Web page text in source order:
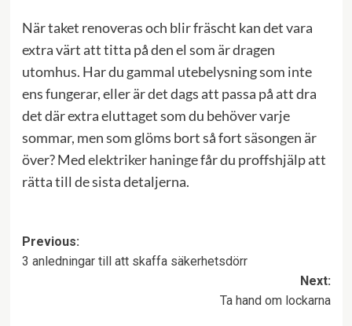
När taket renoveras och blir fräscht kan det vara
extra värt att titta på den el som är dragen
utomhus. Har du gammal utebelysning som inte
ens fungerar, eller är det dags att passa på att dra
det där extra eluttaget som du behöver varje
sommar, men som glöms bort så fort säsongen är
över? Medelektriker haningefår du proffshjälp att
rätta till de sista detaljerna.
Post
navigation
Previous:
3 anledningar till att skaffa säkerhetsdörr
Next:
Ta hand om lockarna